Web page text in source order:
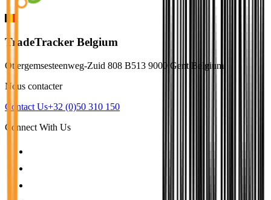
TradeTracker Belgium
Ottergemsesteenweg-Zuid 808 B513 9000 Gent Belgium
Nous contacter
Contact Us+32 (0)50 310 150
Connect With Us